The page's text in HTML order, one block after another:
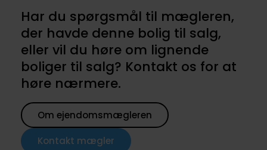
Har du spørgsmål til mægleren,
der havde denne bolig til salg,
eller vil du høre om lignende
boliger til salg? Kontakt os for at
høre nærmere.
Om ejendomsmægleren
Kontakt mægler